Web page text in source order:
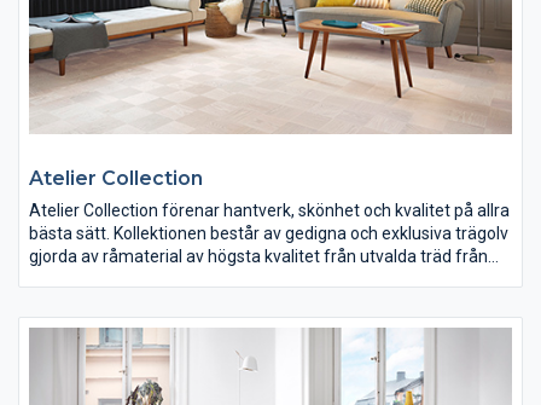
Atelier Collection
Atelier Collection förenar hantverk, skönhet och kvalitet på allra
bästa sätt. Kollektionen består av gedigna och exklusiva trägolv
gjorda av råmaterial av högsta kvalitet från utvalda träd från
Seasons samt populära Vintage. Årets nyheter är det retro
klassiska rutmönstade Noble samt Prestige som är en borstad
3-stav. Vintage har också blivit uppdaterad med två nya
hårdvaxoljade trägolv.